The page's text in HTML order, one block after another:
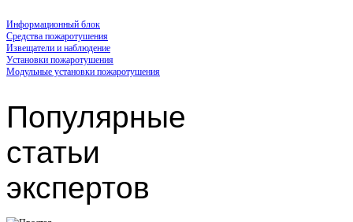
Информационный блок
Средства пожаротушения
Извещатели и наблюдение
Установки пожаротушения
Модульные установки пожаротушения
Популярные
статьи
экспертов